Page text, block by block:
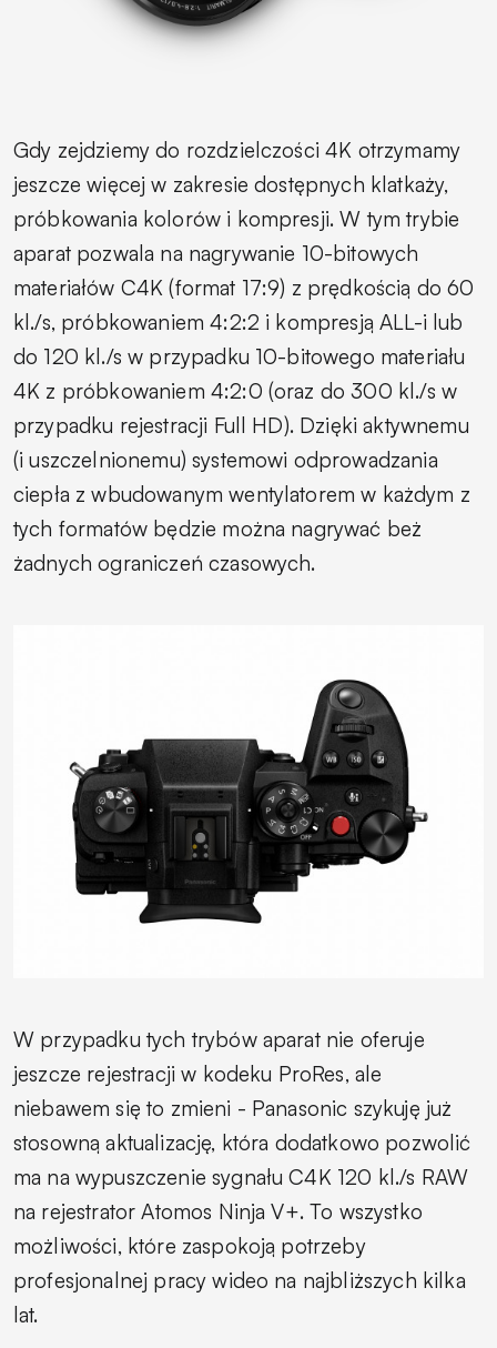
Gdy zejdziemy do rozdzielczości 4K otrzymamy
jeszcze więcej w zakresie dostępnych klatkaży,
próbkowania kolorów i kompresji. W tym trybie
aparat pozwala na nagrywanie 10-bitowych
materiałów C4K (format 17:9) z prędkością do 60
kl./s, próbkowaniem 4:2:2 i kompresją ALL-i lub
do 120 kl./s w przypadku 10-bitowego materiału
4K z próbkowaniem 4:2:0 (oraz do 300 kl./s w
przypadku rejestracji Full HD). Dzięki aktywnemu
(i uszczelnionemu) systemowi odprowadzania
ciepła z wbudowanym wentylatorem w każdym z
tych formatów będzie można nagrywać beż
żadnych ograniczeń czasowych.
W przypadku tych trybów aparat nie oferuje
jeszcze rejestracji w kodeku ProRes, ale
niebawem się to zmieni - Panasonic szykuję już
stosowną aktualizację, która dodatkowo pozwolić
ma na wypuszczenie sygnału C4K 120 kl./s RAW
na rejestrator Atomos Ninja V+. To wszystko
możliwości, które zaspokoją potrzeby
profesjonalnej pracy wideo na najbliższych kilka
lat.